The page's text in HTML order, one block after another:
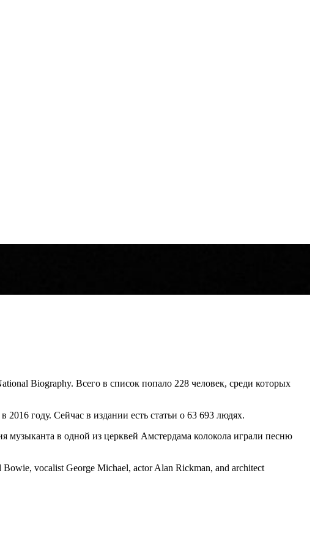
Biography. Всего в список попало 228 человек, среди которых
году. Сейчас в издании есть статьи о 63 693 людях.
музыканта в одной из церквей Амстердама колокола играли песню
vocalist George Michael, actor Alan Rickman, and architect